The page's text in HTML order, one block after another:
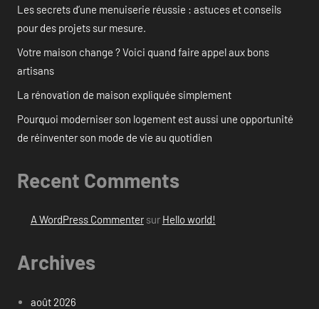
Les secrets d’une menuiserie réussie : astuces et conseils
pour des projets sur mesure.
Votre maison change ? Voici quand faire appel aux bons
artisans
La rénovation de maison expliquée simplement
Pourquoi moderniser son logement est aussi une opportunité
de réinventer son mode de vie au quotidien
Recent Comments
A WordPress Commentersur Hello world!
Archives
août 2026